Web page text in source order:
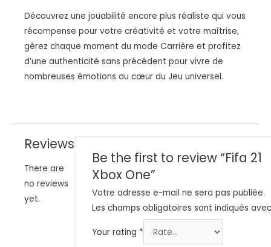
Découvrez une jouabilité encore plus réaliste qui vous
récompense pour votre créativité et votre maîtrise,
gérez chaque moment du mode Carrière et profitez
d’une authenticité sans précédent pour vivre de
nombreuses émotions au cœur du Jeu universel.
Reviews
There are
no reviews
yet.
Be the first to review “Fifa 21
Xbox One”
Votre adresse e-mail ne sera pas publiée.
Les champs obligatoires sont indiqués
Your rating *